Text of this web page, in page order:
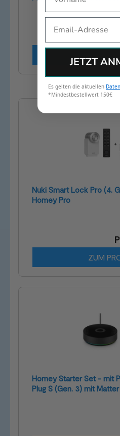
Nuki Smart Lock Pro (4.
Homey Pro
ZUM
Homey Starter Set - mit
Plug S (Gen. 3) mit Matter
JETZT
Es gelten die aktuellen
*Mindestbestellwert 150€